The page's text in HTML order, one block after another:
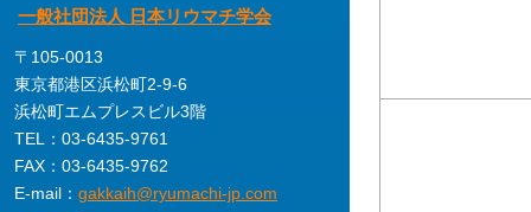
一般社団法人 日本リウマチ学会
〒105-0013
東京都港区浜松町2-9-6
浜松町エムプレスビル3階
TEL：03-6435-9761
FAX：03-6435-9762
E-mail： gakkaih@ryumachi-jp.com